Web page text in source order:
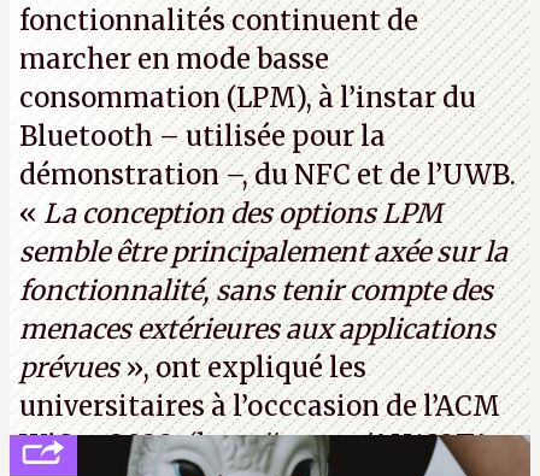
fonctionnalités continuent de
marcher en mode basse
consommation (LPM), à l’instar du
Bluetooth – utilisée pour la
démonstration –, du NFC et de l’UWB.
« La conception des options LPM
semble être principalement axée sur la
fonctionnalité, sans tenir compte des
menaces extérieures aux applications
prévues», ont expliqué les
universitaires à l’occcasion de l’ACM
WiSec 2022. (http://cpc.cx/AH432T1